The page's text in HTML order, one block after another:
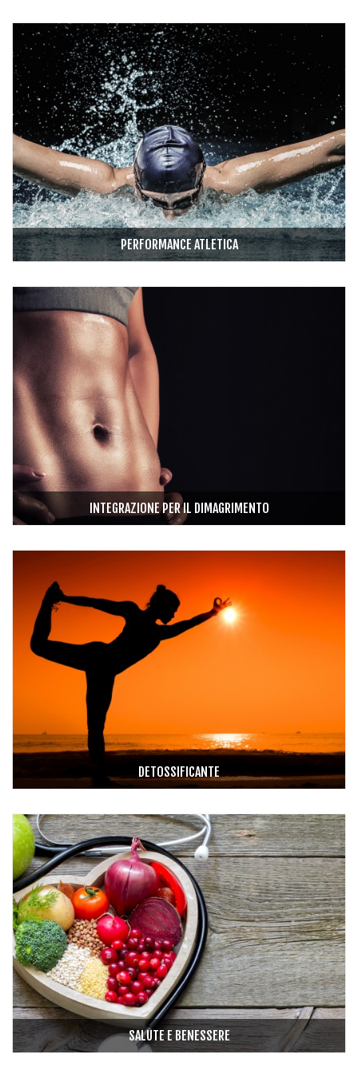
PERFORMANCE ATLETICA
INTEGRAZIONE PER IL DIMAGRIMENTO
DETOSSIFICANTE
SALUTE E BENESSERE